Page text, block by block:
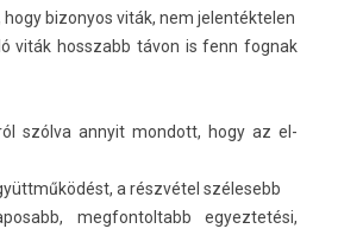
bi­zonyos viták, nem jelen­téktel­en
viták hosszabb távon is fenn fog­nak
szólva an­nyit mon­dott, hogy az el­
a részvétel szélesebb
meg­fontol­tabb egyez­tetési,